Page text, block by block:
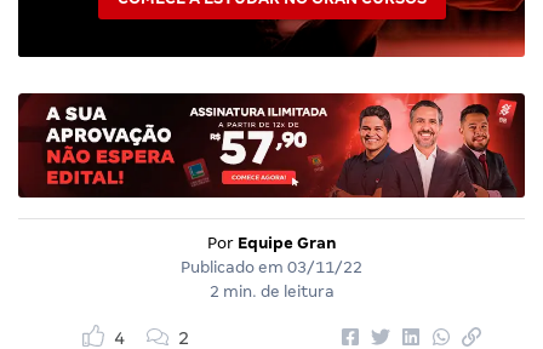
Por Equipe Gran
Publicado em 03/11/22
2 min. de leitura
4 2